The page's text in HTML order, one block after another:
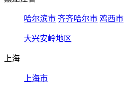
哈尔滨市 齐齐哈尔市 鸡西市
大兴安岭地区
上海
上海市